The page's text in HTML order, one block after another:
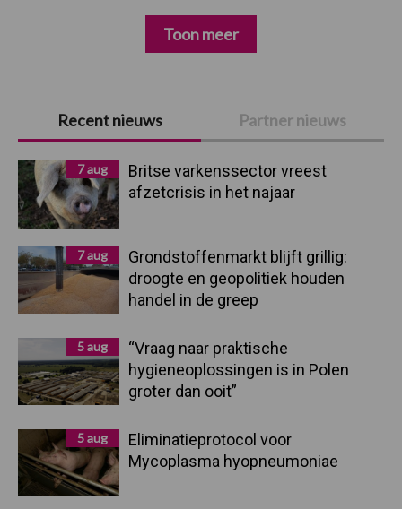
Primaire
Sidebar
Recent nieuws Partner nieuws
7 aug
Britse varkenssector vreest
afzetcrisis in het najaar
7 aug
Grondstoffenmarkt blijft grillig:
droogte en geopolitiek houden
handel in de greep
5 aug
“Vraag naar praktische
hygieneoplossingen is in Polen
groter dan ooit”
5 aug
Eliminatieprotocol voor
Mycoplasma hyopneumoniae
Toon meer